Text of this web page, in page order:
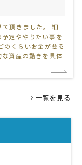
頂きました。 細
定ややりたい事を
のくらいお金が要る
資産の動きを具体
一覧を見る